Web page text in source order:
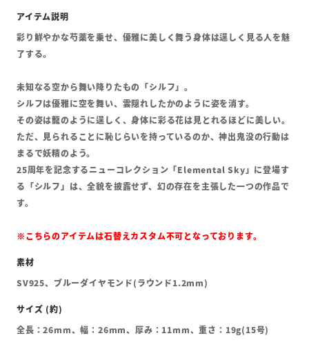
彩り鮮やかな芍薬を乗せ、優雅に美しく舞う身体は逞しく見る人を魅
了する。
未知なる空から舞い降りたもの「シルフ」。
シルフは優雅に空を舞い、雲隠れしたかのように姿を消す。
その姿は龍のように逞しく、身体に彩る花は見とれるほどに美しい。
ただ、見られることに恥じらいを持っているのか、神出鬼没の行動は
まるで妖精のよう。
25周年を記念するニューコレクション「Elemental Sky」に登場す
る「シルフ」は、全貌を披露せず、幻の存在を主張した一つの作品で
す。
※こちらのアイテムは石替えカスタム不可となっております。
SV925、ブルーダイヤモンド(ラウンド1.2mm)
全長：26mm、幅：26mm、厚み：11mm、重さ：19g(15号)